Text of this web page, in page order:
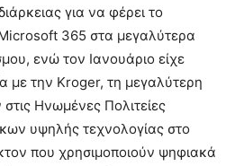
για να φέρει το
365 στα μεγαλύτερα
ενώ τον Ιανουάριο είχε
με την Kroger, τη μεγαλύτερη
Ηνωμένες Πολιτείες
υψηλής τεχνολογίας στο
που χρησιμοποιούν ψηφιακά